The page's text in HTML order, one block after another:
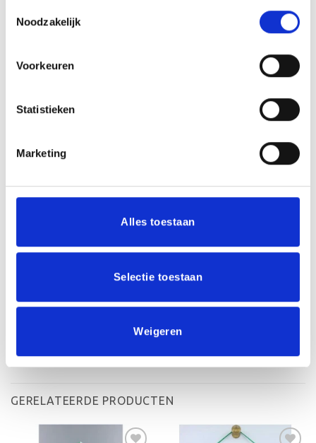
Noodzakelijk
Voorkeuren
Statistieken
Marketing
Alles toestaan
Selectie toestaan
Weigeren
reactie plaats.
GERELATEERDE PRODUCTEN